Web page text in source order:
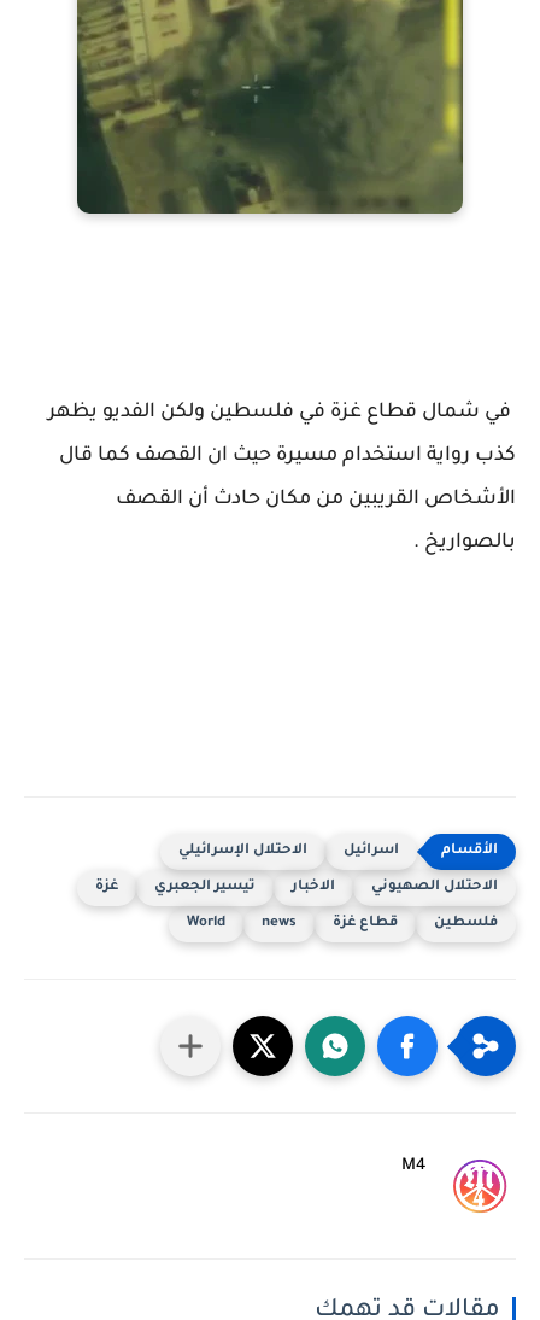
في شمال قطاع غزة في فلسطين ولكن الفديو يظهر
كذب رواية استخدام مسيرة حيث ان القصف كما قال
الأشخاص القريبين من مكان حادث أن القصف
بالصواريخ .
اسرائيل الاحتلال الإسرائيلي
الاحتلال الصهيوني الاخبار تيسير الجعبري غزة
فلسطين قطاع غزة news
World
M4
مقالات قد تهمك